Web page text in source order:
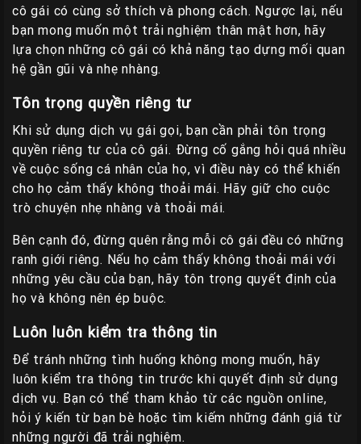
cô gái có cùng sở thích và phong cách. Ngược lại, nếu
bạn mong muốn một trải nghiệm thân mật hơn, hãy
lựa chọn những cô gái có khả năng tạo dựng mối quan
hệ gần gũi và nhẹ nhàng.
Tôn trọng quyền riêng tư
Khi sử dụng dịch vụ gái gọi, bạn cần phải tôn trọng
quyền riêng tư của cô gái. Đừng cố gắng hỏi quá nhiều
về cuộc sống cá nhân của họ, vì điều này có thể khiến
cho họ cảm thấy không thoải mái. Hãy giữ cho cuộc
trò chuyện nhẹ nhàng và thoải mái.
Bên cạnh đó, đừng quên rằng mỗi cô gái đều có những
ranh giới riêng. Nếu họ cảm thấy không thoải mái với
những yêu cầu của bạn, hãy tôn trọng quyết định của
họ và không nên ép buộc.
Luôn luôn kiểm tra thông tin
Để tránh những tình huống không mong muốn, hãy
luôn kiểm tra thông tin trước khi quyết định sử dụng
dịch vụ. Bạn có thể tham khảo từ các nguồn online,
hỏi ý kiến từ bạn bè hoặc tìm kiếm những đánh giá từ
những người đã trải nghiệm.